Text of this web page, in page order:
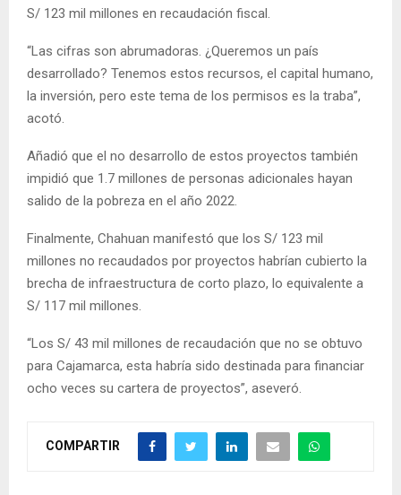
S/ 123 mil millones en recaudación fiscal.
“Las cifras son abrumadoras. ¿Queremos un país
desarrollado? Tenemos estos recursos, el capital humano,
la inversión, pero este tema de los permisos es la traba”,
acotó.
Añadió que el no desarrollo de estos proyectos también
impidió que 1.7 millones de personas adicionales hayan
salido de la pobreza en el año 2022.
Finalmente, Chahuan manifestó que los S/ 123 mil
millones no recaudados por proyectos habrían cubierto la
brecha de infraestructura de corto plazo, lo equivalente a
S/ 117 mil millones.
“Los S/ 43 mil millones de recaudación que no se obtuvo
para Cajamarca, esta habría sido destinada para financiar
ocho veces su cartera de proyectos”, aseveró.
COMPARTIR